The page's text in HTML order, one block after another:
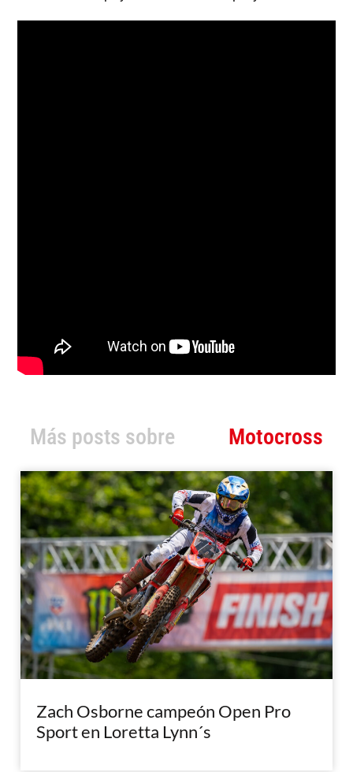
Más posts sobre Motocross
Zach Osborne campeón Open Pro
Sport en Loretta Lynn´s